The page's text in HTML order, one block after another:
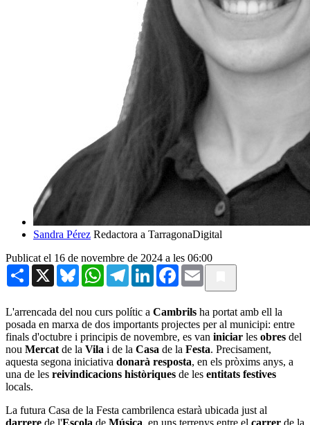
Sandra Pérez Redactora a TarragonaDigital
Publicat el 16 de novembre de 2024 a les 06:00
Share X BlueskyWhatsAppTelegramLinkedInFacebook
Email
L'arrencada del nou curs polític a Cambrils ha portat amb ell la
posada en marxa de dos importants projectes per al municipi: entre
finals d'octubre i principis de novembre, es van iniciar les obres del
nou Mercat de la Vila i de la Casa de la Festa. Precisament,
aquesta segona iniciativa donarà resposta, en els pròxims anys, a
una de les reivindicacions històriques de les entitats festives
locals.
La futura Casa de la Festa cambrilenca estarà ubicada just al
darrere de l'Escola de Música, en uns terrenys entre el carrer de la